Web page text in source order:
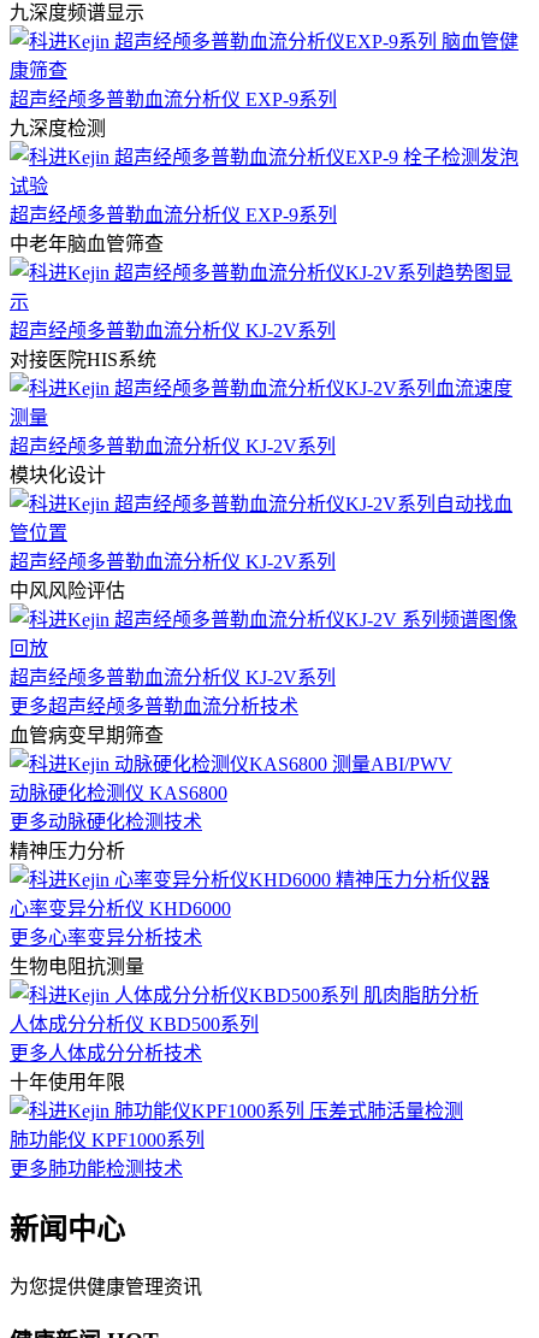
九深度频谱显示
超声经颅多普勒血流分析仪 EXP-9系列
九深度检测
超声经颅多普勒血流分析仪 EXP-9系列
中老年脑血管筛查
超声经颅多普勒血流分析仪 KJ-2V系列
对接医院HIS系统
超声经颅多普勒血流分析仪 KJ-2V系列
模块化设计
超声经颅多普勒血流分析仪 KJ-2V系列
中风风险评估
超声经颅多普勒血流分析仪 KJ-2V系列
更多超声经颅多普勒血流分析技术
血管病变早期筛查
动脉硬化检测仪 KAS6800
更多动脉硬化检测技术
精神压力分析
心率变异分析仪 KHD6000
更多心率变异分析技术
生物电阻抗测量
人体成分分析仪 KBD500系列
更多人体成分分析技术
十年使用年限
肺功能仪 KPF1000系列
更多肺功能检测技术
新闻中心
为您提供健康管理资讯